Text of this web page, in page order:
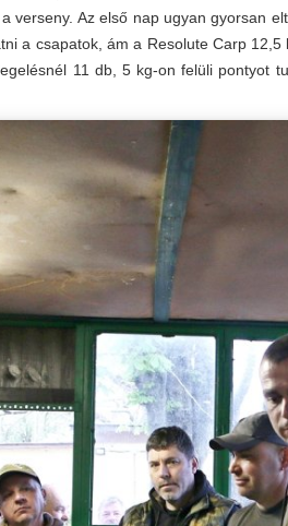
verseny. Az első nap ugyan gyorsan
a csapatok, ám a Resolute Carp
11 db, 5 kg-on felüli pontyot